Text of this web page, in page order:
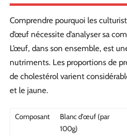
Comprendre pourquoi les
d’œuf nécessite d’analyser sa
L’œuf, dans son ensemble, est
nutriments. Les proportions de
de cholestérol varient
et le jaune.
Composant
Blanc d’œuf (par
100g)